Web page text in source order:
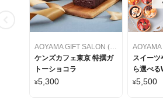
AOYAMA GIFT SALON (アオヤマギフトサロン)
ケンズカフェ東京 特撰ガ
トーショコラ
¥5,300
スイーツ
ら選べ
¥5,500